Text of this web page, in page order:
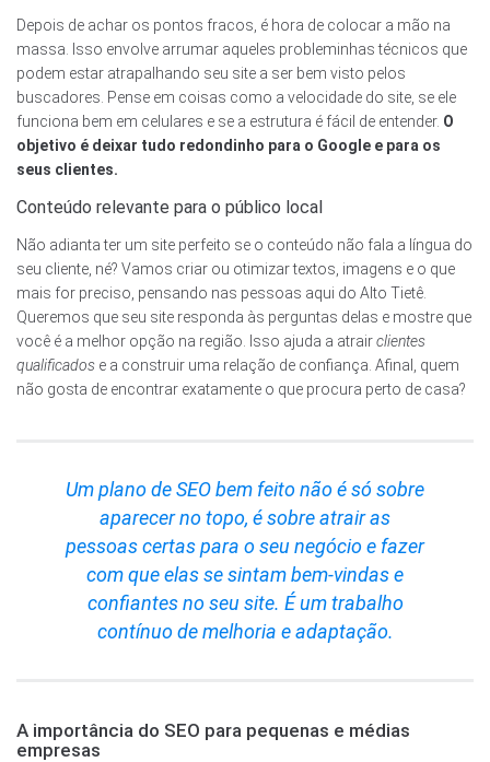
Depois de achar os pontos fracos, é hora de colocar a mão na
massa. Isso envolve arrumar aqueles probleminhas técnicos que
podem estar atrapalhando seu site a ser bem visto pelos
buscadores. Pense em coisas como a velocidade do site, se ele
funciona bem em celulares e se a estrutura é fácil de entender. O
objetivo é deixar tudo redondinho para o Google e para os
seus clientes.
Conteúdo relevante para o público local
Não adianta ter um site perfeito se o conteúdo não fala a língua do
seu cliente, né? Vamos criar ou otimizar textos, imagens e o que
mais for preciso, pensando nas pessoas aqui do Alto Tietê.
Queremos que seu site responda às perguntas delas e mostre que
você é a melhor opção na região. Isso ajuda a atrairclientes
qualificados e a construir uma relação de confiança. Afinal, quem
não gosta de encontrar exatamente o que procura perto de casa?
Um plano de SEO bem feito não é só sobre
aparecer no topo, é sobre atrair as
pessoas certas para o seu negócio e fazer
com que elas se sintam bem-vindas e
confiantes no seu site. É um trabalho
contínuo de melhoria e adaptação.
A importância do SEO para pequenas e médias
empresas